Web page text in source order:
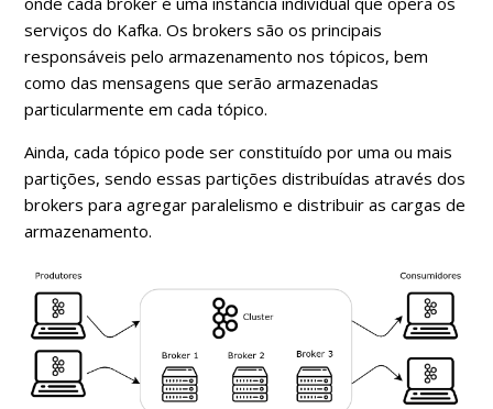
serviços do Kafka. Os brokers são os principais
responsáveis pelo armazenamento nos tópicos, bem
como das mensagens que serão armazenadas
particularmente em cada tópico.
Ainda, cada tópico pode ser constituído por uma ou mais
partições, sendo essas partições distribuídas através dos
brokers para agregar paralelismo e distribuir as cargas de
armazenamento.